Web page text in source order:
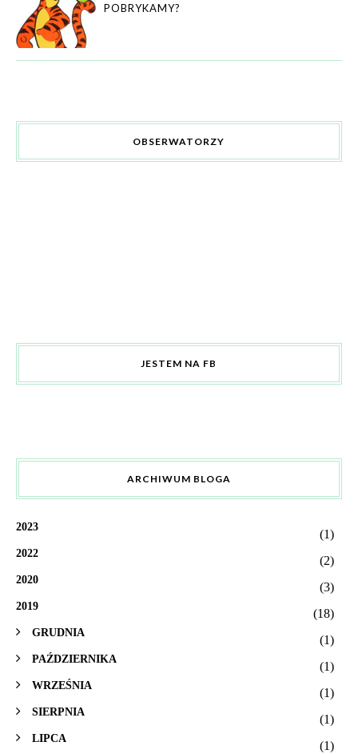
POBRYKAMY?
OBSERWATORZY
JESTEM NA FB
ARCHIWUM BLOGA
2023
(1)
2022
(2)
2020
(3)
2019
(18)
GRUDNIA
(1)
PAŹDZIERNIKA
(1)
WRZEŚNIA
(1)
SIERPNIA
(1)
LIPCA
(1)